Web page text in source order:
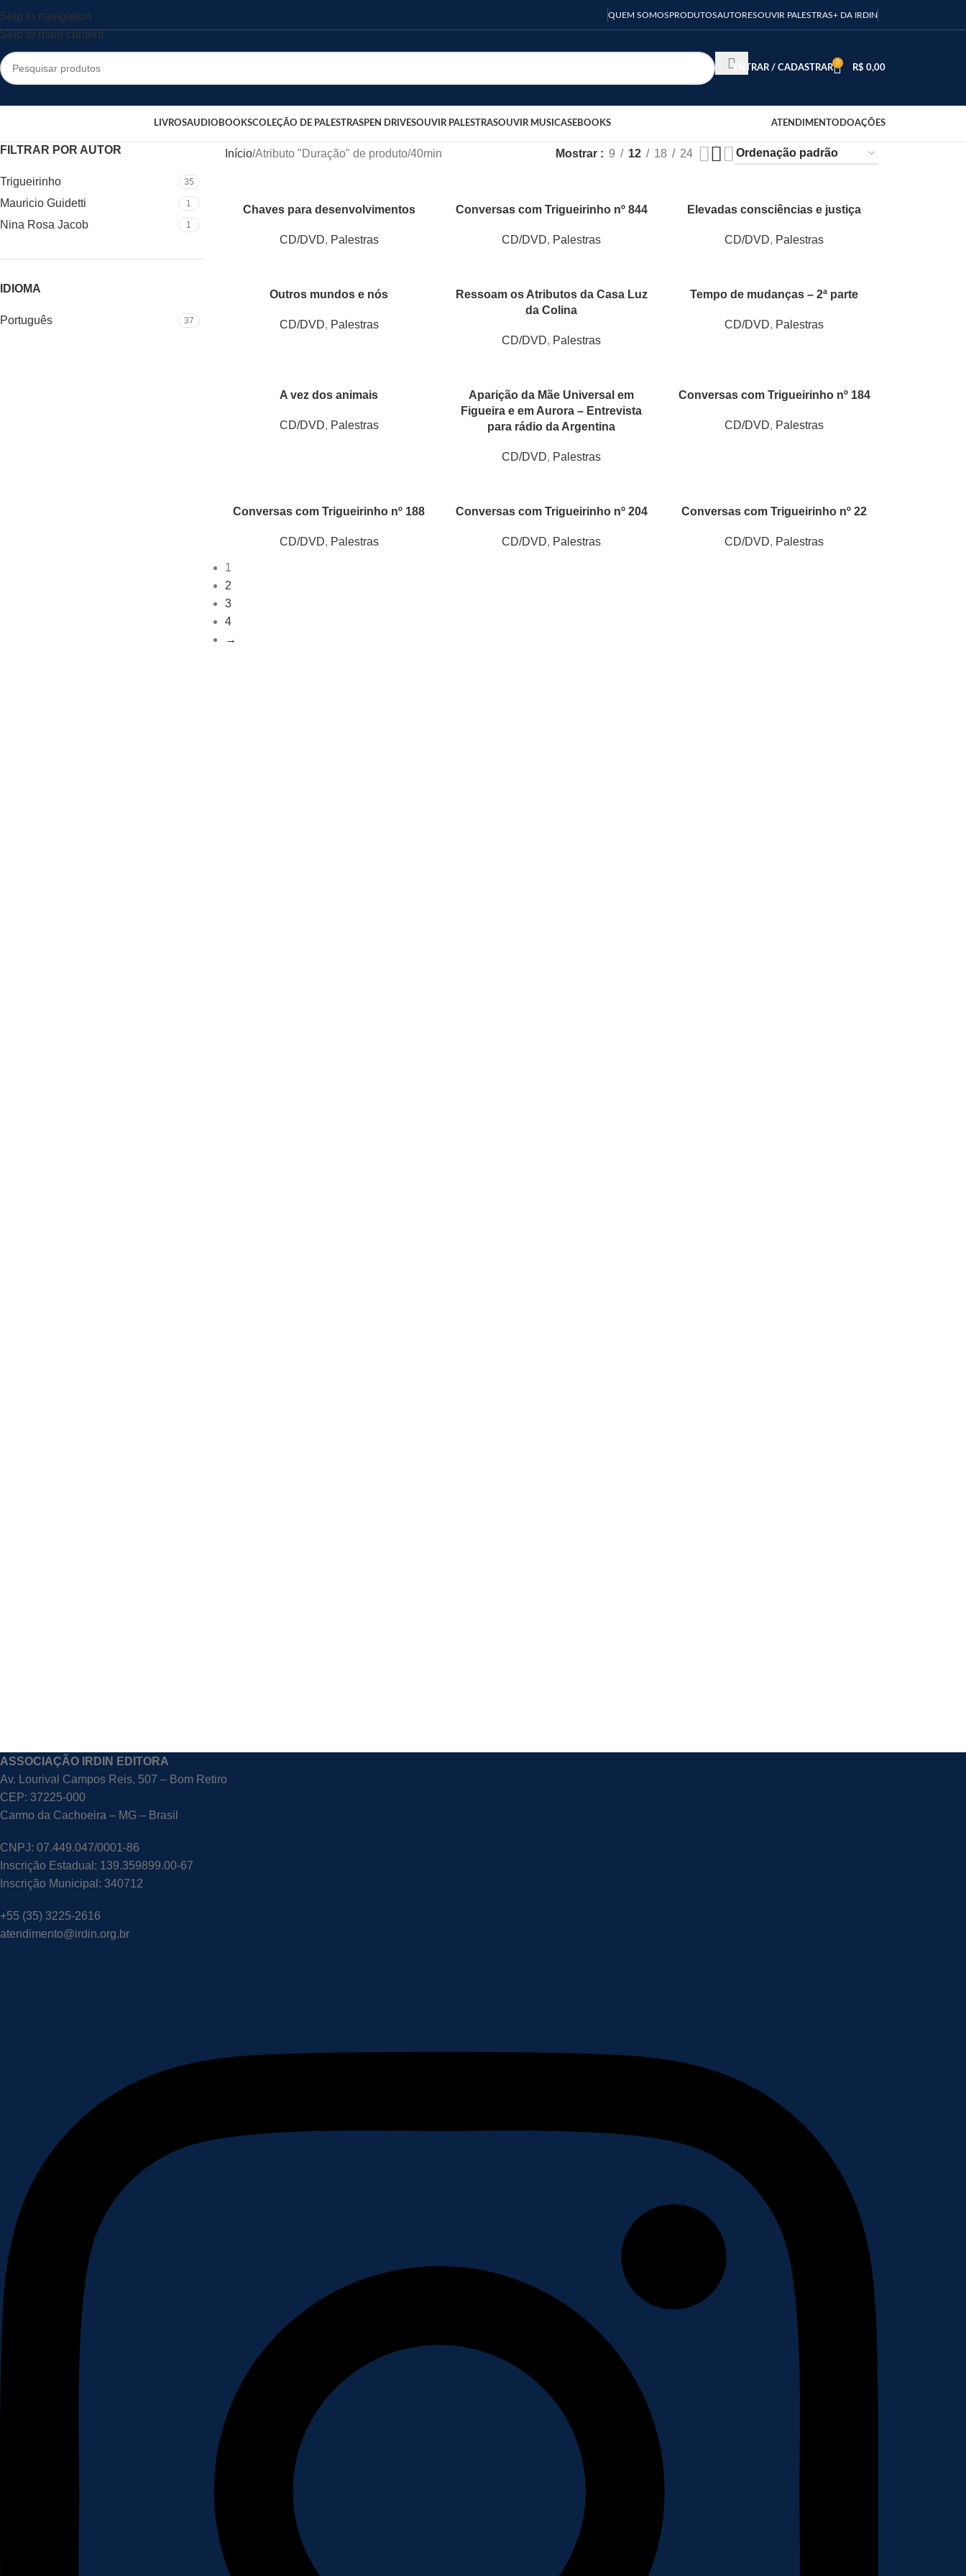
Skip to navigation
Skip to main content
QUEM SOMOSPRODUTOSAUTORESOUVIR PALESTRAS+ DA IRDIN
ENTRAR / CADASTRAR
0
R$ 0,00
LIVROSAUDIOBOOKSCOLEÇÃO DE PALESTRASPEN DRIVESOUVIR PALESTRASOUVIR MUSICASEBOOKS ATENDIMENTO DOAÇÕES
FILTRAR POR AUTOR
Trigueirinho 35
Mauricio Guidetti 1
Nina Rosa Jacob 1
IDIOMA
Português 37
Início Atributo "Duração" de produto 40min Mostrar 9 12 18 24
Chaves para desenvolvimentos
CD/DVD, Palestras
Conversas com Trigueirinho nº 844
CD/DVD, Palestras
Elevadas consciências e justiça
CD/DVD, Palestras
Outros mundos e nós
CD/DVD, Palestras
Ressoam os Atributos da Casa Luz
da Colina
CD/DVD, Palestras
Tempo de mudanças – 2ª parte
CD/DVD, Palestras
A vez dos animais
CD/DVD, Palestras
Aparição da Mãe Universal em
Figueira e em Aurora – Entrevista
para rádio da Argentina
CD/DVD, Palestras
Conversas com Trigueirinho nº 184
CD/DVD, Palestras
Conversas com Trigueirinho nº 188
CD/DVD, Palestras
Conversas com Trigueirinho nº 204
CD/DVD, Palestras
Conversas com Trigueirinho nº 22
CD/DVD, Palestras
1
2
3
4
→
ASSOCIAÇÃO IRDIN EDITORA
Av. Lourival Campos Reis, 507 – Bom Retiro
CEP: 37225-000
Carmo da Cachoeira – MG – Brasil
CNPJ: 07.449.047/0001-86
Inscrição Estadual: 139.359899.00-67
Inscrição Municipal: 340712
+55 (35) 3225-2616
atendimento@irdin.org.br